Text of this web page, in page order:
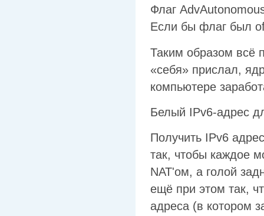
Флаг
Если бы флаг был
Таким образом всё
«себя» прислал,
компьютере
Белый IPv6-адрес
Получить IPv6
так, чтобы каждое
NAT'ом, а голой
ещё при этом так,
адреса (в котором